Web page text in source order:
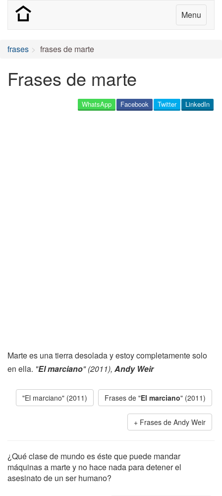
Menu
frases frases de marte
Frases de marte
LinkedIn
Twitter
Facebook
WhatsApp
Marte es una tierra desolada y estoy completamente solo
en ella. "El marciano" (2011), Andy Weir
"El marciano" (2011) Frases de "El marciano" (2011)
Frases de Andy Weir
¿Qué clase de mundo es éste que puede mandar
máquinas a marte y no hace nada para detener el
asesinato de un ser humano?